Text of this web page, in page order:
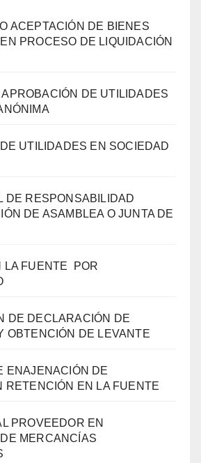
ACEPTACIÓN DE BIENES
PROCESO DE LIQUIDACIÓN
DE UTILIDADES
UTILIDADES EN SOCIEDAD
DE RESPONSABILIDAD
DE ASAMBLEA O JUNTA DE
LA FUENTE POR
DE DECLARACIÓN DE
OBTENCIÓN DE LEVANTE
ENAJENACIÓN DE
RETENCIÓN EN LA FUENTE
PROVEEDOR EN
MERCANCÍAS